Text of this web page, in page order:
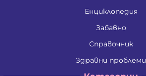
Енциклопедия
Забавно
Справочник
Здравни проблеми